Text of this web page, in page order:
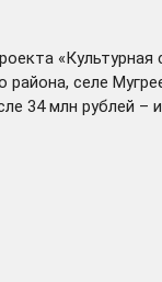
района, селе
34 млн рублей